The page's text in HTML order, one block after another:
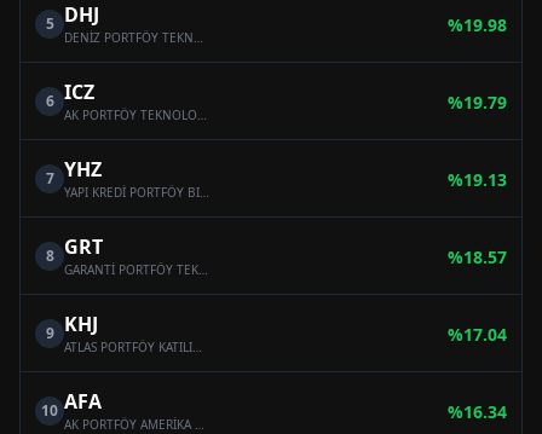
5 DHJ
DENİZ PORTFÖY TEKNOLOJİ ŞİRKETLERİ HİSSE SENEDİ FONU (HİSSE SENEDİ YOĞUN FON)
%19.98
6 ICZ
AK PORTFÖY TEKNOLOJİ ŞİRKETLERİ HİSSE SENEDİ (TL) FONU (HİSSE SENEDİ YOĞUN FON)
%19.79
7 YHZ
YAPI KREDİ PORTFÖY BIST TEKNOLOJİ AĞIRLIK SINIRLAMALI ENDEKSİ HİSSE SENEDİ FONU ( HİSSE SENEDİ YOĞUN FON)
%19.13
8 GRT
GARANTİ PORTFÖY TEKNOLOJİ ŞİRKETLERİ HİSSE SENEDİ (TL) FONU (HİSSE SENEDİ YOĞUN FON)
%18.57
9 KHJ
ATLAS PORTFÖY KATILIM HİSSE SENEDİ FONU (HİSSE SENEDİ YOĞUN FON)
%17.04
10 AFA
AK PORTFÖY AMERİKA YABANCI HİSSE SENEDİ FONU
%16.34